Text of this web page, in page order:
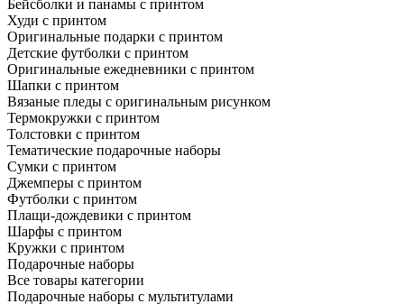
Бейсболки и панамы с принтом
Худи с принтом
Оригинальные подарки с принтом
Детские футболки с принтом
Оригинальные ежедневники с принтом
Шапки с принтом
Вязаные пледы с оригинальным рисунком
Термокружки с принтом
Толстовки с принтом
Тематические подарочные наборы
Сумки с принтом
Джемперы с принтом
Футболки с принтом
Плащи-дождевики с принтом
Шарфы с принтом
Кружки с принтом
Подарочные наборы
Все товары категории
Подарочные наборы с мультитулами